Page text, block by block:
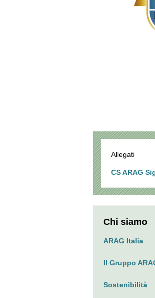
Allegati
CS ARAG
Chi siamo
ARAG Italia
Il Gruppo
Sostenibilità